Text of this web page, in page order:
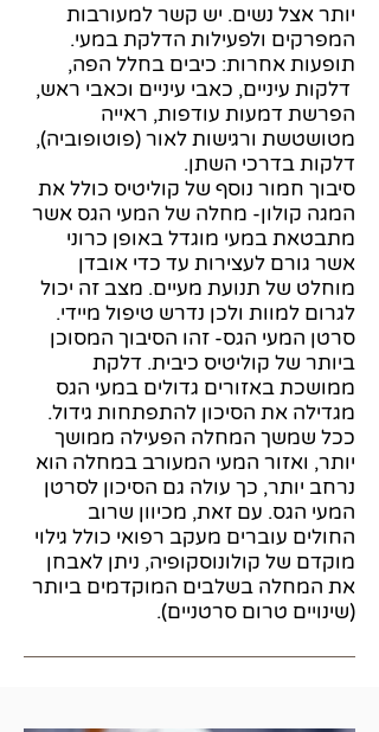
יותר אצל נשים. יש קשר למעורבות
המפרקים ולפעילות הדלקת במעי.
תופעות אחרות: כיבים בחלל הפה,
דלקות עיניים, כאבי עיניים וכאבי ראש,
הפרשת דמעות עודפות, ראייה
מטושטשת ורגישות לאור (פוטופוביה),
דלקות בדרכי השתן.
סיבוך חמור נוסף של קוליטיס כולל את
המגה קולון- מחלה של המעי הגס אשר
מתבטאת במעי מוגדל באופן כרוני
אשר גורם לעצירות עד כדי אובדן
מוחלט של תנועת מעיים. מצב זה יכול
לגרום למוות ולכן נדרש טיפול מיידי.
סרטן המעי הגס- זהו הסיבוך המסוכן
ביותר של קוליטיס כיבית. דלקת
ממושכת באזורים גדולים במעי הגס
מגדילה את הסיכון להתפתחות גידול.
ככל שמשך המחלה הפעילה ממושך
יותר, ואזור המעי המעורב במחלה הוא
נרחב יותר, כך עולה גם הסיכון לסרטן
המעי הגס. עם זאת, מכיוון שרוב
החולים עוברים מעקב רפואי כולל גילוי
מוקדם של קולונוסקופיה, ניתן לאבחן
את המחלה בשלבים המוקדמים ביותר
(שינויים טרום סרטניים).